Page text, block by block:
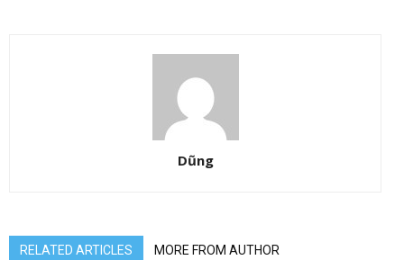
Dũng
RELATED ARTICLES MORE FROM AUTHOR